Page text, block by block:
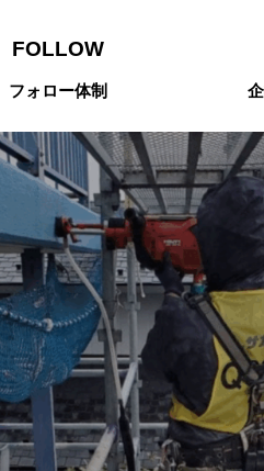
FOLLOW
フォロー体制